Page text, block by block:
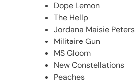
Dope Lemon
The Hellp
Jordana Maisie Peters
Militaire Gun
MS Gloom
New Constellations
Peaches